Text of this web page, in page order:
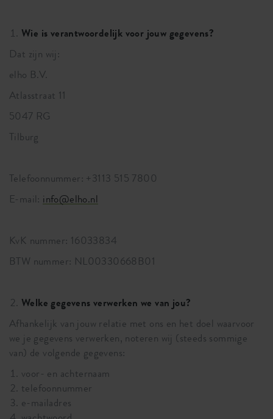
Wie is verantwoordelijk voor jouw gegevens?
Dat zijn wij:
elho B.V.
Atlasstraat 11
5047 RG
Tilburg
Telefoonnummer: +3113 515 7800
E-mail: info@elho.nl
KvK nummer: 16033834
BTW nummer: NL00330668B01
Welke gegevens verwerken we van jou?
Afhankelijk van jouw relatie met ons en het doel waarvoor
we je gegevens verwerken, noteren wij (steeds sommige
van) de volgende gegevens:
voor- en achternaam
telefoonnummer
e-mailadres